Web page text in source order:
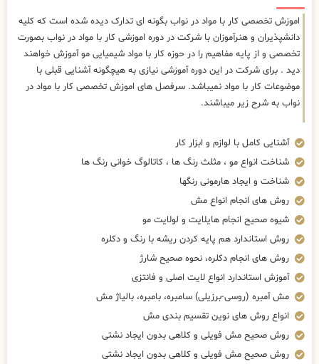
اموزش تخصصی کار با مواد در نواب بگونه ای تدارک دیده شده است که کلیه
دانشپذیران و هنرآموزان با شرکت در دوره اموزشی کار با مواد در نواب بصورت
تخصصی و از پایه مفاهیم را در حوزه کار با مواد شیمیایی مو آموزش خواهند
دید . برای شرکت در این دوره آموزشی نیازی به هیچگونه آشنایی قبلی با
موضوعات کار با مواد نمیباشد. سرفصل های اموزش تخصصی کار با مواد در
نواب به شرح زیر میباشند.
آشنایی کامل با لوازم و ابزار کار
شناخت انواع مو ، مثلث رنگ ها ، کاتالوگ خوانی رنگ ها
شناخت و ایجاد هارمونی رنگها
روش های انجام انواع مش
شیوه صحیح انجام هایلایت و لولایت مو
روش استاندارد هم پایه کردن ریشه با رنگ و دکلره
روش های انجام دکلره، نحوه صحیح شارژ
آموزش استاندارد انواع لایت اصلی و فانتزی
مش آمبره (روسی-برزیلی) سامبره، بامبره، بالیاژ مش
انواع روش های نوین تقسیم بندی مش
روش صحیح مش فویلی و کلاهی بدون ایجاد نشتی
روش صحیح مش فویلی و کلاهی بدون ایجاد نشتی